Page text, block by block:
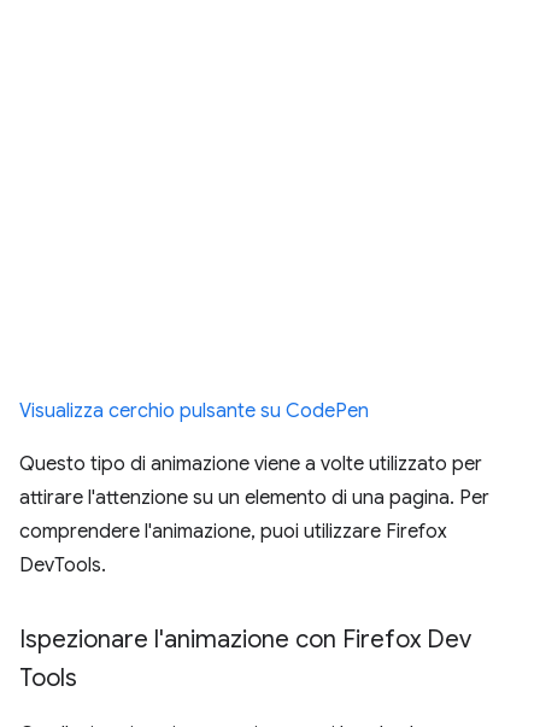
Visualizza cerchio pulsante su CodePen
Questo tipo di animazione viene a volte utilizzato per
attirare l'attenzione su un elemento di una pagina. Per
comprendere l'animazione, puoi utilizzare Firefox
DevTools.
Ispezionare l'animazione con Firefox Dev
Tools